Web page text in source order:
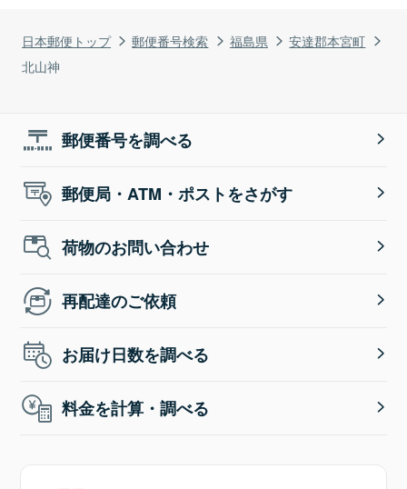
日本郵便トップ 郵便番号検索 福島県
安達郡本宮町
北山神
郵便番号を調べる
郵便局・ATM・ポストをさがす
荷物のお問い合わせ
再配達のご依頼
お届け日数を調べる
料金を計算・調べる